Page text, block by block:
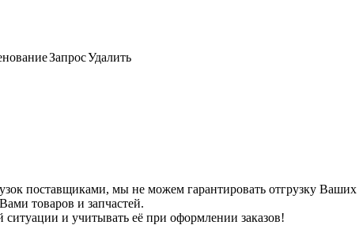
ЗапросУдалить
поставщиками, мы не можем гарантировать отгрузку
товаров и запчастей.
и учитывать её при оформлении заказов!